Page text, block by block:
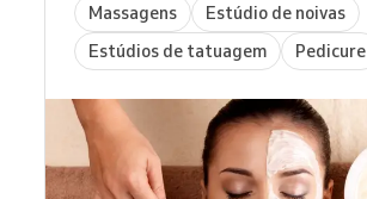
Massagens
Estúdio de noivas
Estúdios de tatuagem
Pedicure